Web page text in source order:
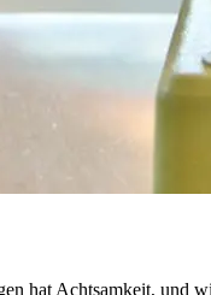
hat Achtsamkeit, und